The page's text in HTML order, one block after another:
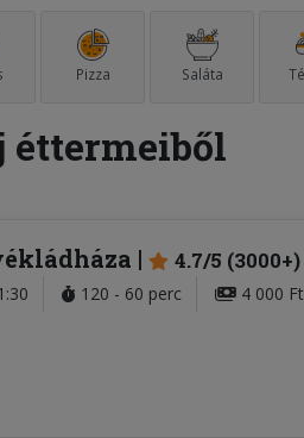
Pizza Saláta
éttermeiből
4.7/5 (3000+)
120 - 60 perc 4 000